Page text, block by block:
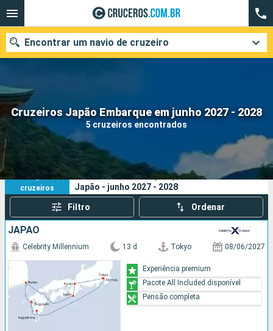
Cruzeiros Japão Embarque em junho 2027 - 2028
5 cruzeiros encontrados
Encontrar um navio de cruzeiro
Quando ir?
Data de partida
Cidades Companhias
Pesquisar
5
cruzeiros
Os seus critérios de pesquisa:
Japão - junho 2027 - 2028
Filtro Ordenar
JAPÃO
Celebrity Millennium 13 d Tokyo 08/06/2027
Experiência premium
Pacote All Included disponível
Pensão completa